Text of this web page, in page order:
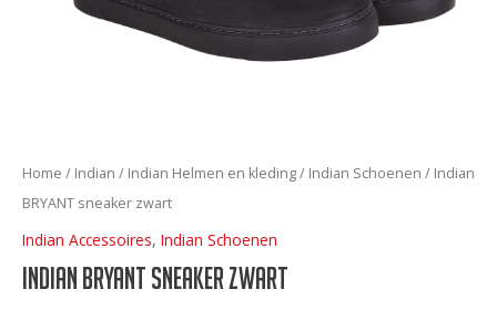
Home / Indian / Indian Helmen en kleding/ Indian Schoenen / Indian
BRYANT sneaker zwart
Indian Accessoires, Indian Schoenen
Indian BRYANT sneaker zwart